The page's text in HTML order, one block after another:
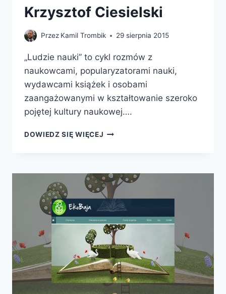
Krzysztof Ciesielski
Przez Kamil Trombik 29 sierpnia 2015
„Ludzie nauki” to cykl rozmów z
naukowcami, popularyzatorami nauki,
wydawcami książek i osobami
zaangażowanymi w kształtowanie szeroko
pojętej kultury naukowej….
DOWIEDZ SIĘ WIĘCEJ LUDZIE
CIESIELSKI